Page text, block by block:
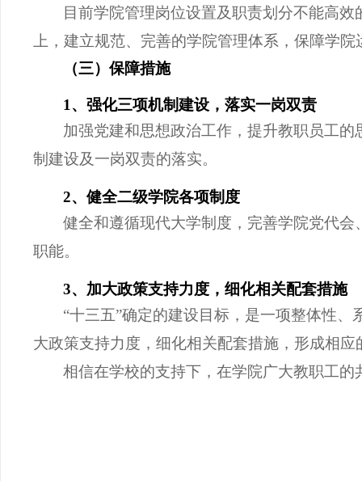
目前学院管理岗位设置及职责划分不能高
上，建立规范、完善的学院管理体系，保障学
（三）保障措施
1、强化三项机制建设，落实一岗双责
加强党建和思想政治工作，提升教职员工的
制建设及一岗双责的落实。
2、健全二级学院各项制度
健全和遵循现代大学制度 ，完善学院党代
职能。
3、加大政策支持力度，细化相关配套措施
“十三五”确定的建设目标，是一项整体性
大政策支持力度，细化相关配套措施，形成相应
相信在学校的支持下，在学院广大教职工